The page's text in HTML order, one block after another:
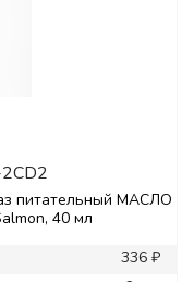
питательный МАСЛО
40 мл
336 ₽